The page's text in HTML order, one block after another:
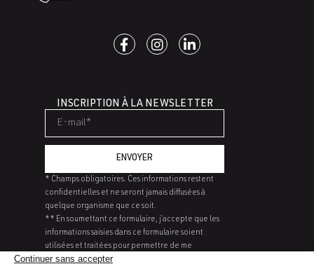
INSCRIPTION À LA NEWSLETTER
ENVOYER
* Champs obligatoires. Ces informations restent
confidentielles et ne seront jamais diffusées à
quelque organisme que ce soit.
** En soumettant ce formulaire, j’accepte que les
informations saisies dans ce formulaire soient
utilisées et traitées pour permettre de me
recontacter, dans le cadre de ma demande